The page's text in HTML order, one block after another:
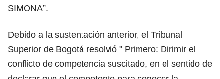
SIMONA”.
Debido a la sustentación anterior, el Tribunal
Superior de Bogotá resolvió " Primero: Dirimir el
conflicto de competencia suscitado, en el sentido de